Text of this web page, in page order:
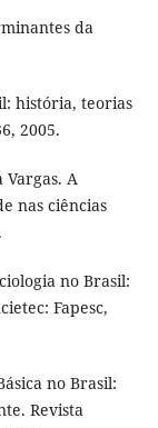
da
história, teorias
2005.
Vargas. A
nas ciências
no Brasil:
Fapesc,
no Brasil:
Revista